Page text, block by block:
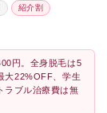
紹介割
円。全身脱毛は5
大22%OFF、学生
ラブル治療費は無